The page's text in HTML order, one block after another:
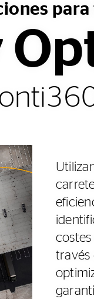
través